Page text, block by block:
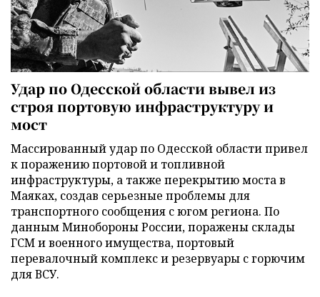
Удар по Одесской области вывел из
строя портовую инфраструктуру и
мост
Массированный удар по Одесской области привел
к поражению портовой и топливной
инфраструктуры, а также перекрытию моста в
Маяках, создав серьезные проблемы для
транспортного сообщения с югом региона. По
данным Минобороны России, поражены склады
ГСМ и военного имущества, портовый
перевалочный комплекс и резервуары с горючим
для ВСУ.